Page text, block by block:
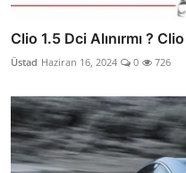
Clio 1.5 Dci Alınırmı ?
Üstad Haziran 16, 2024 0 726